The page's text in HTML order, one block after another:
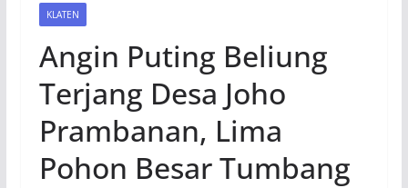
KLATEN
Angin Puting Beliung
Terjang Desa Joho
Prambanan, Lima
Pohon Besar Tumbang